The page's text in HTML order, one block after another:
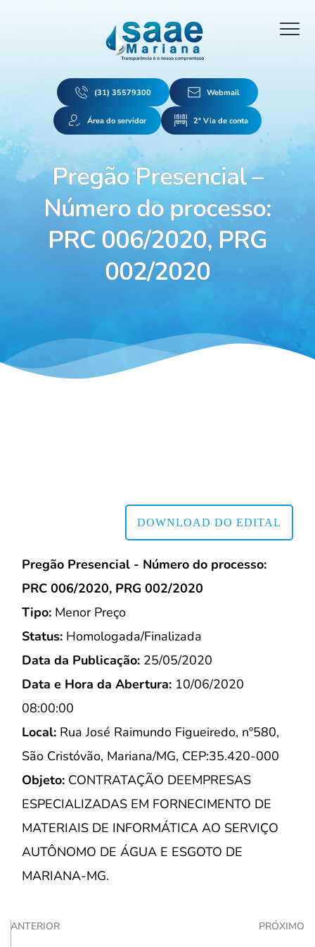
(31) 35579300 Webmail
Área do servidor 2ª Via de conta
Pregão Presencial –
Número do processo:
PRC 006/2020, PRG
002/2020
DOWNLOAD DO EDITAL
Pregão Presencial - Número do processo:
PRC 006/2020, PRG 002/2020
Tipo: Menor Preço
Status: Homologada/Finalizada
Data da Publicação: 25/05/2020
Data e Hora da Abertura: 10/06/2020
08:00:00
Local: Rua José Raimundo Figueiredo, nº580,
São Cristóvão, Mariana/MG, CEP:35.420-000
Objeto: CONTRATAÇÃO DEEMPRESAS
ESPECIALIZADAS EM FORNECIMENTO DE
MATERIAIS DE INFORMÁTICA AO SERVIÇO
AUTÔNOMO DE ÁGUA E ESGOTO DE
MARIANA-MG.
ANTERIOR PRÓXIMO